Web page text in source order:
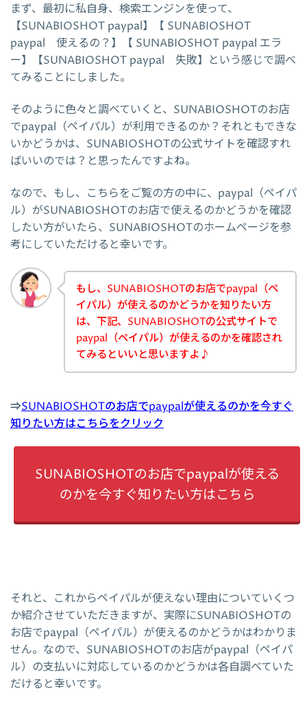
まず、最初に私自身、検索エンジンを使って、
【SUNABIOSHOT paypal】【 SUNABIOSHOT
paypal 使えるの？】【 SUNABIOSHOT paypal エラ
ー】【SUNABIOSHOT paypal 失敗】という感じで調べ
てみることにしました。
そのように色々と調べていくと、SUNABIOSHOTのお店
でpaypal（ペイパル）が利用できるのか？それともできな
いかどうかは、SUNABIOSHOTの公式サイトを確認すれ
ばいいのでは？と思ったんですよね。
なので、もし、こちらをご覧の方の中に、paypal（ペイパ
ル）がSUNABIOSHOTのお店で使えるのかどうかを確認
したい方がいたら、SUNABIOSHOTのホームページを参
考にしていただけると幸いです。
もし、SUNABIOSHOTのお店でpaypal（ペ
イパル）が使えるのかどうかを知りたい方
は、下記、SUNABIOSHOTの公式サイトで
paypal（ペイパル）が使えるのかを確認され
てみるといいと思いますよ♪
⇒SUNABIOSHOTのお店でpaypalが使えるのかを今すぐ
知りたい方はこちらをクリック
SUNABIOSHOTのお店でpaypalが使える
のかを今すぐ知りたい方はこちら
それと、これからペイパルが使えない理由についていくつ
か紹介させていただきますが、実際にSUNABIOSHOTの
お店でpaypal（ペイパル）が使えるのかどうかはわかりま
せん。なので、SUNABIOSHOTのお店がpaypal（ペイパ
ル）の支払いに対応しているのかどうかは各自調べていた
だけると幸いです。